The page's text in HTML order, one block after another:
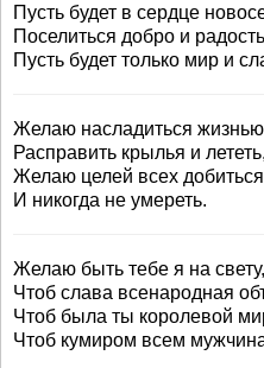
Пусть будет в сердце
Поселиться добро и
Пусть будет только мир и
Желаю насладиться
Расправить крылья и лететь,
Желаю целей всех добиться
И никогда не умереть.
Желаю быть тебе я на свету,
Чтоб слава всенародная
Чтоб была ты королевой
Чтоб кумиром всем